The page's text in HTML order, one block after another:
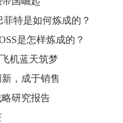
菲特是如何炼成的？
是怎样炼成的？
机蓝天筑梦
，成于销售
研究报告